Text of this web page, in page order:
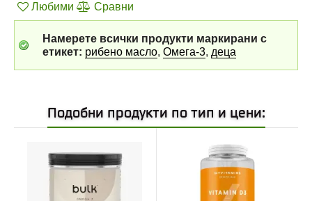
Любими Сравни
Намерете всички продукти маркирани с
етикет: рибено масло, Омега-3, деца
Подобни продукти по тип и цени: